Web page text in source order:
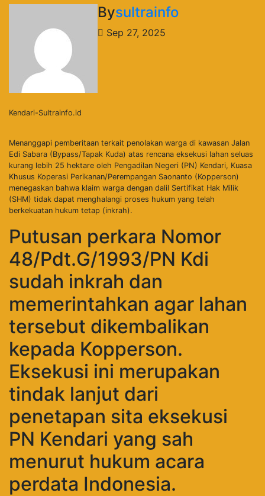
Bysultrainfo
Sep 27, 2025
Kendari-Sultrainfo.id
Menanggapi pemberitaan terkait penolakan warga di kawasan Jalan
Edi Sabara (Bypass/Tapak Kuda) atas rencana eksekusi lahan seluas
kurang lebih 25 hektare oleh Pengadilan Negeri (PN) Kendari, Kuasa
Khusus Koperasi Perikanan/Perempangan Saonanto (Kopperson)
menegaskan bahwa klaim warga dengan dalil Sertifikat Hak Milik
(SHM) tidak dapat menghalangi proses hukum yang telah
berkekuatan hukum tetap (inkrah).
Putusan perkara Nomor
48/Pdt.G/1993/PN Kdi
sudah inkrah dan
memerintahkan agar lahan
tersebut dikembalikan
kepada Kopperson.
Eksekusi ini merupakan
tindak lanjut dari
penetapan sita eksekusi
PN Kendari yang sah
menurut hukum acara
perdata Indonesia.